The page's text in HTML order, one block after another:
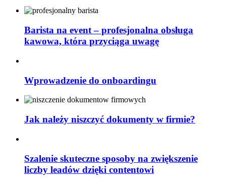
Barista na event – profesjonalna obsługa
kawowa, która przyciąga uwagę
Wprowadzenie do onboardingu
Jak należy niszczyć dokumenty w firmie?
Szalenie skuteczne sposoby na zwiększenie
liczby leadów dzięki contentowi